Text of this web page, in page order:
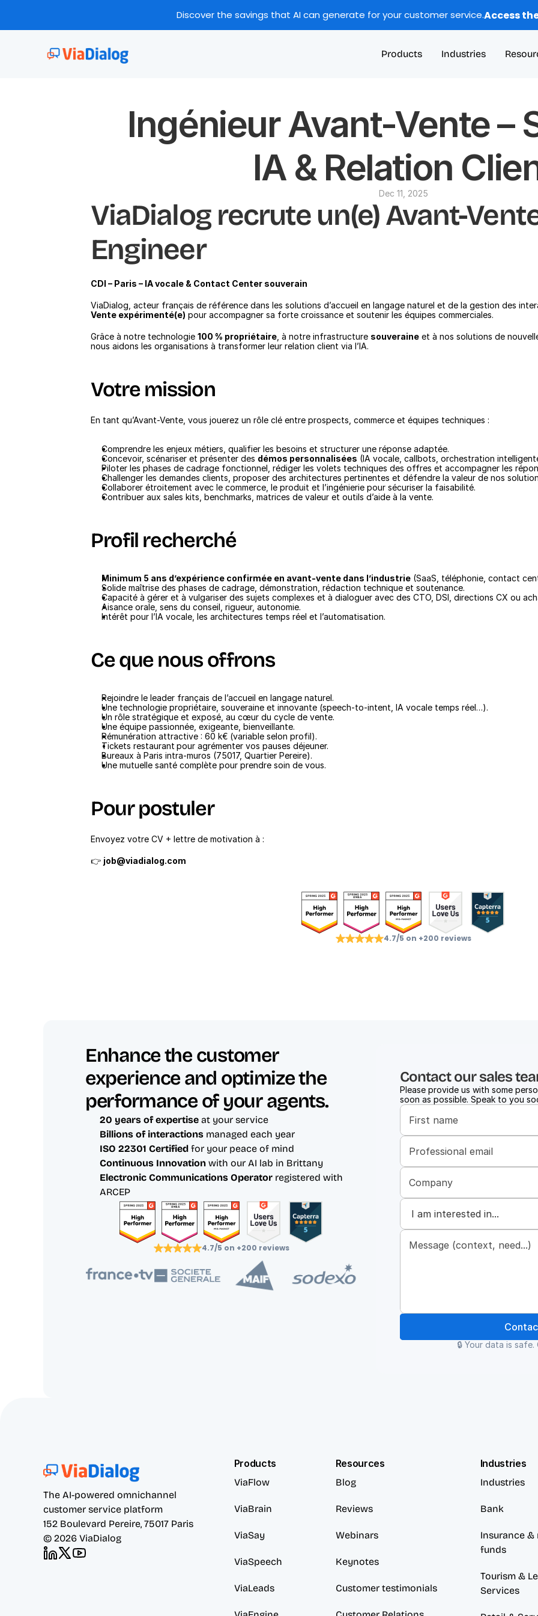
Discover the savings that AI can generate for your customer service.Access
Products Industries
Ingénieur Avant-Vente –
IA & Relation
Dec 11, 2025
ViaDialog recrute un(e) Avant-
Engineer
CDI – Paris – IA vocale & Contact Center souverain
ViaDialog, acteur français de référence dans les solutions d’accueil en langage naturel et de la gestion des
Vente expérimenté(e) pour accompagner sa forte croissance et soutenir les équipes commerciales.
Grâce à notre technologie 100 % propriétaire , à notre infrastructure souveraine et à nos solutions de
nous aidons les organisations à transformer leur relation client via l’IA.
Votre mission
En tant qu’Avant-Vente, vous jouerez un rôle clé entre prospects, commerce et équipes techniques :
Comprendre les enjeux métiers, qualifier les besoins et structurer une réponse adaptée.
Concevoir, scénariser et présenter des démos personnalisées (IA vocale, callbots, orchestration
Piloter les phases de cadrage fonctionnel, rédiger les volets techniques des offres et accompagner les
Challenger les demandes clients, proposer des architectures pertinentes et défendre la valeur de nos
Collaborer étroitement avec le commerce, le produit et l’ingénierie pour sécuriser la faisabilité.
Contribuer aux sales kits, benchmarks, matrices de valeur et outils d’aide à la vente.
Profil recherché
Minimum 5 ans d’expérience confirmée en avant-vente dans l’industrie (SaaS, téléphonie, contact
Solide maîtrise des phases de cadrage, démonstration, rédaction technique et soutenance.
Capacité à gérer et à vulgariser des sujets complexes et à dialoguer avec des CTO, DSI, directions CX ou
Aisance orale, sens du conseil, rigueur, autonomie.
Intérêt pour l’IA vocale, les architectures temps réel et l’automatisation.
Ce que nous offrons
Rejoindre le leader français de l’accueil en langage naturel.
Une technologie propriétaire, souveraine et innovante (speech-to-intent, IA vocale temps réel…).
Un rôle stratégique et exposé, au cœur du cycle de vente.
Une équipe passionnée, exigeante, bienveillante.
Rémunération attractive : 60 k€ (variable selon profil).
Tickets restaurant pour agrémenter vos pauses déjeuner.
Bureaux à Paris intra-muros (75017, Quartier Pereire).
Une mutuelle santé complète pour prendre soin de vous.
Pour postuler
Envoyez votre CV + lettre de motivation à :
👉 job@viadialog.com
4.7/5 on +200 reviews
Enhance the customer
experience and optimize the
performance of your agents.
20 years of expertise at your service
Billions of interactions managed each year
ISO 22301 Certified for your peace of mind
Continuous Innovation with our AI lab in Brittany
Electronic Communications Operator registered with
ARCEP
4.7/5 on +200 reviews
Contact our sales
Please provide us with some
soon as possible. Speak to you
🔒 Your data is
The AI-powered omnichannel
customer service platform
152 Boulevard Pereire, 75017 Paris
© 2026 ViaDialog
Products
ViaFlow
ViaBrain
ViaSay
ViaSpeech
ViaLeads
Resources
Blog
Reviews
Webinars
Keynotes
Customer testimonials
Industries
Industries
Bank
Insurance &
funds
Tourism &
Services